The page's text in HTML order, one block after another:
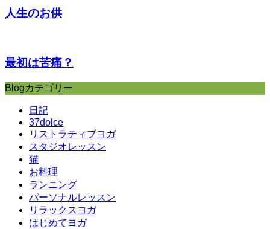
人生のお供
最初は苦痛？
Blogカテゴリー
日記
37dolce
リストラティブヨガ
スタジオレッスン
猫
お料理
ランニング
パーソナルレッスン
リラックスヨガ
はじめてヨガ